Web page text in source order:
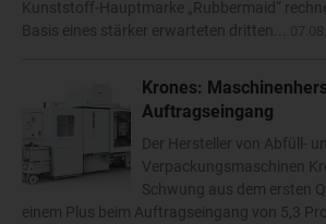
Kunststoff-Hauptmarke „Rubbermaid“
Basis eines stärker erwarteten dritten...
Krones:
Auftragseingang
Der Hersteller von Abfüll-
Verpackungsmaschinen
Schwung aus dem ersten
einem Plus beim Auftragseingang von 5,3